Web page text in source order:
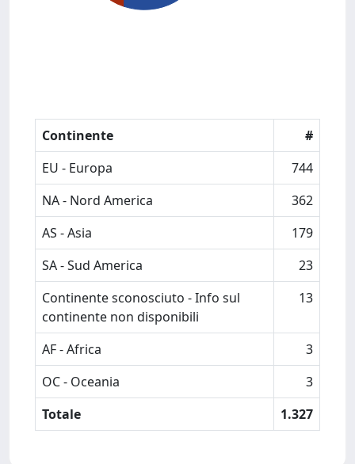
Continente
#
EU - Europa
744
NA - Nord America
362
AS - Asia
179
SA - Sud America
23
Continente sconosciuto - Info sul
continente non disponibili
13
AF - Africa
3
OC - Oceania
3
Totale
1.327